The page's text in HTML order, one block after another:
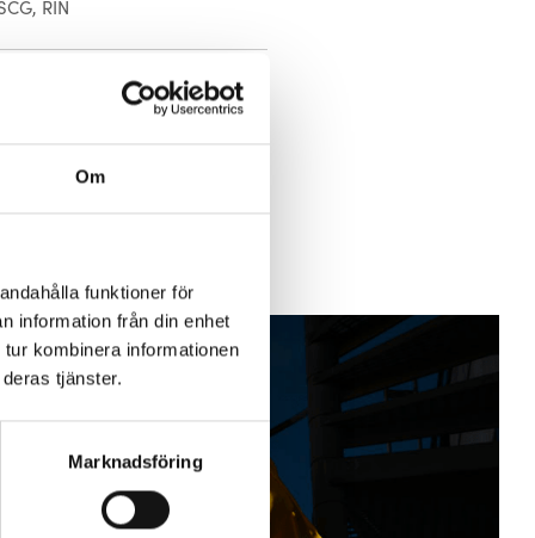
Om
funktioner för
information från din enhet
kombinera informationen
tjänster.
Marknadsföring
RIN